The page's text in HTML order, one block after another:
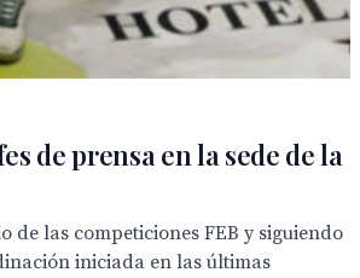
de prensa en la sede de la
de las competiciones FEB y siguiendo
iniciada en las últimas